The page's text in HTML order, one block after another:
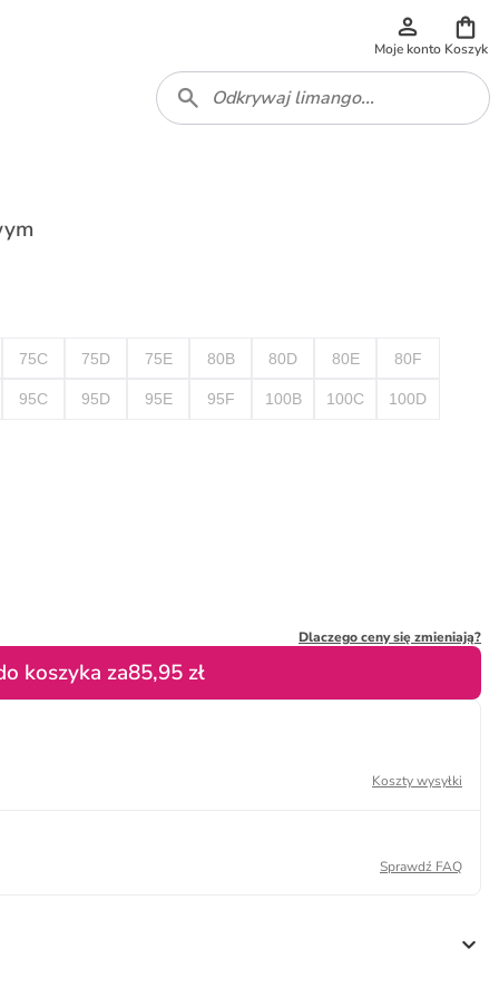
Moje konto Koszyk
75C 75D 75E 80B 80D 80E 80F
95C 95D 95E 95F 100B 100C 100D
Dlaczego ceny się zmieniają?
koszyka za85,95 zł
Koszty wysyłki
Sprawdź FAQ